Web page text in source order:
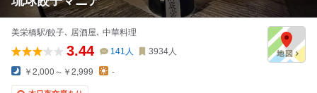
美栄橋駅/餃子､ 居酒屋､ 中華料理
3.44 141 人 3934人
￥2,000～￥2,999 -